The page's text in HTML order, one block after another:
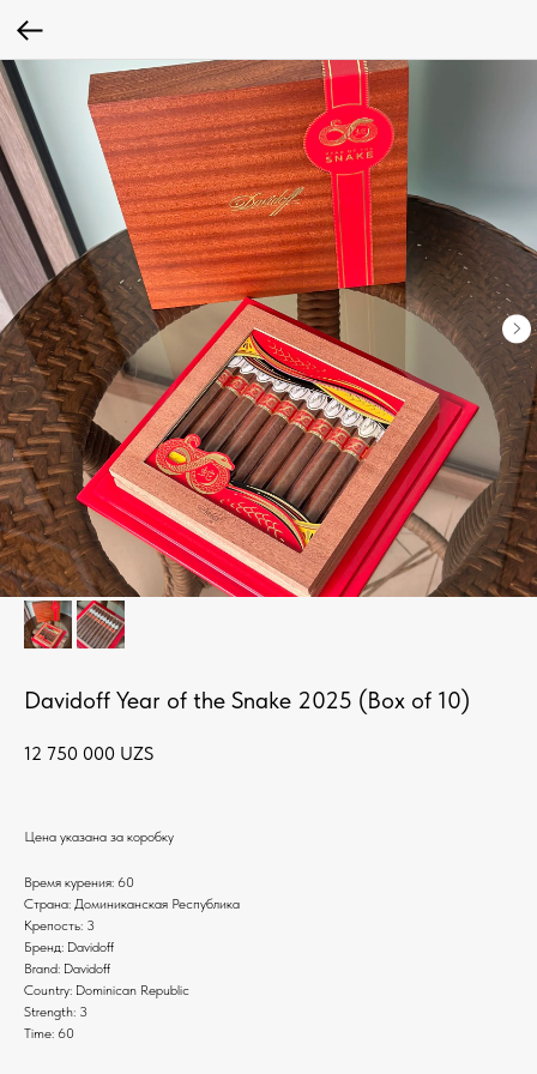
Davidoff Year of the Snake 2025 (Box of 10)
12 750 000 UZS
Цена указана за коробку
Время курения: 60
Страна: Доминиканская Республика
Крепость: 3
Бренд: Davidoff
Brand: Davidoff
Country: Dominican Republic
Strength: 3
Time: 60